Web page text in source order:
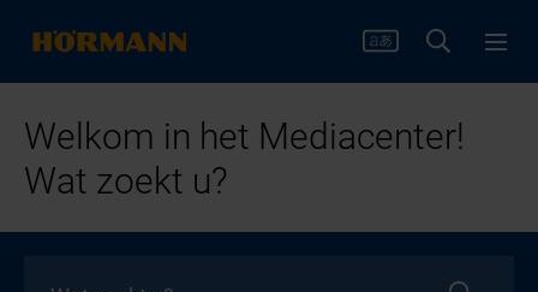
Welkom in het Mediacenter!
Wat zoekt u?